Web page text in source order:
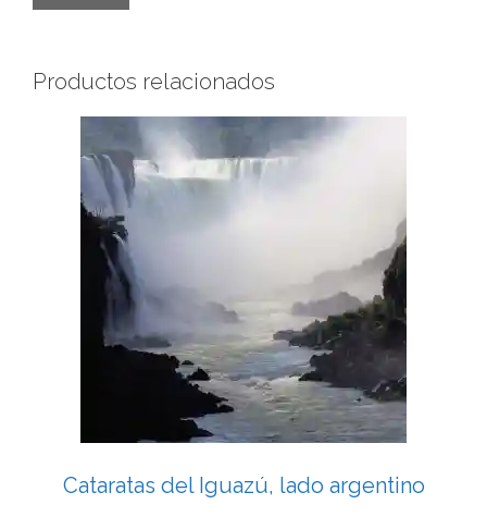
Productos relacionados
Cataratas del Iguazú, lado argentino